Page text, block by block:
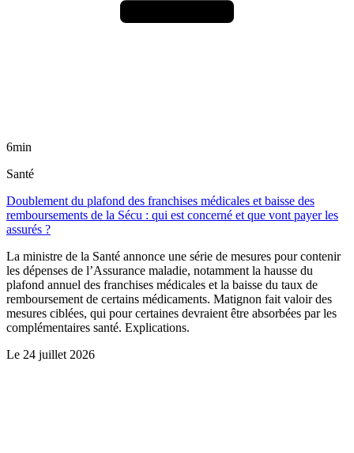
6min
Santé
Doublement du plafond des franchises médicales et baisse des
remboursements de la Sécu : qui est concerné et que vont payer les
assurés ?
La ministre de la Santé annonce une série de mesures pour contenir
les dépenses de l’Assurance maladie, notamment la hausse du
plafond annuel des franchises médicales et la baisse du taux de
remboursement de certains médicaments. Matignon fait valoir des
mesures ciblées, qui pour certaines devraient être absorbées par les
complémentaires santé. Explications.
Le 24 juillet 2026